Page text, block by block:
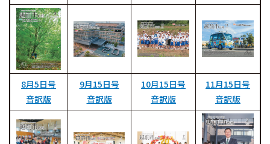
8月5日号
音訳版
9月15日号
音訳版
10月15日号
音訳版
11月15日号
音訳版